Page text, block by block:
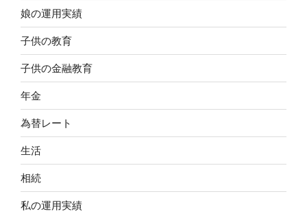
娘の運用実績
子供の教育
子供の金融教育
年金
為替レート
生活
相続
私の運用実績